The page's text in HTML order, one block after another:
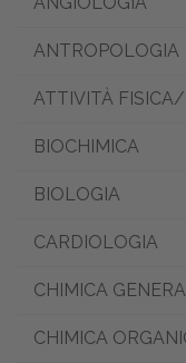
ANTROPOLOGIA
ATTIVITÀ
BIOCHIMICA
BIOLOGIA
CARDIOLOGIA
CHIMICA
CHIMICA